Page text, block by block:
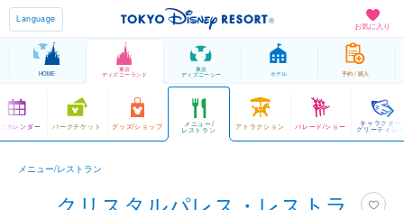
お気に入り
Language
HOME
東京
ディズニーランド
東京
ディズニーシー ホテル 予約 / 購入
カレンダー パークチケット グッズ/ショップ メニュー/
レストラン アトラクション パレード/ショー キャラクター
グリーティング
メニュー/レストラン